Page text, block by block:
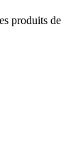
produits de